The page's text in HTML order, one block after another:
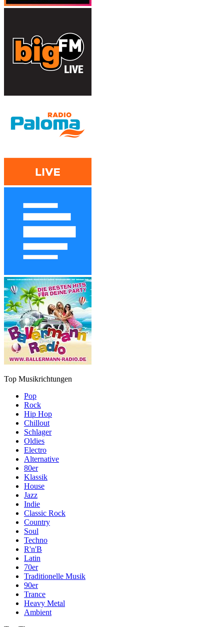
Top Musikrichtungen
Pop
Rock
Hip Hop
Chillout
Schlager
Oldies
Electro
Alternative
80er
Klassik
House
Jazz
Indie
Classic Rock
Country
Soul
Techno
R'n'B
Latin
70er
Traditionelle Musik
90er
Trance
Heavy Metal
Ambient